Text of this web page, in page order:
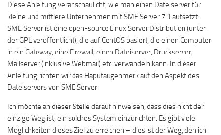
Diese Anleitung veranschaulicht, wie man einen Dateiserver für
kleine und mittlere Unternehmen mit SME Server 7.1 aufsetzt.
SME Server ist eine open-source Linux Server Distribution (unter
der GPL veröffentlicht), die auf CentOS basiert, die einen Computer
in ein Gateway, eine Firewall, einen Dateiserver, Druckserver,
Mailserver (inklusive Webmail) etc. verwandeln kann. In dieser
Anleitung richten wir das Haputaugenmerk auf den Aspekt des
Dateiservers von SME Server.
Ich möchte an dieser Stelle darauf hinweisen, dass dies nicht der
einzige Weg ist, ein solches System einzurichten. Es gibt viele
Möglichkeiten dieses Ziel zu erreichen – dies ist der Weg, den ich